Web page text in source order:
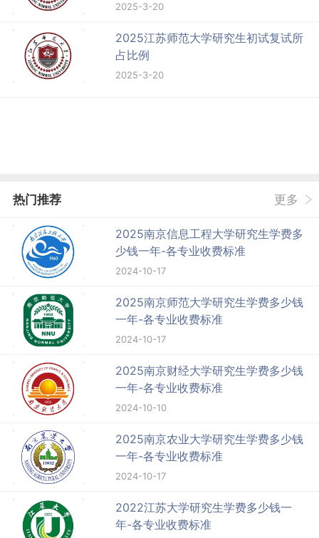
2025-3-20
2025江苏师范大学研究生初试复试所
占比例
2025-3-20
热门推荐 更多
2025南京信息工程大学研究生学费多
少钱一年-各专业收费标准
2024-10-17
2025南京师范大学研究生学费多少钱
一年-各专业收费标准
2024-10-17
2025南京财经大学研究生学费多少钱
一年-各专业收费标准
2024-10-10
2025南京农业大学研究生学费多少钱
一年-各专业收费标准
2024-10-17
2022江苏大学研究生学费多少钱一
年-各专业收费标准